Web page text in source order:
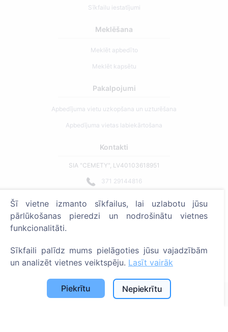
Sīkfailu iestatījumi
Meklēšana
Meklēt apbedīto
Meklēt kapsētu
Pakalpojumi
Apbedījuma vietu uzkopšana un uzturēšana
Apbedījuma vietas labiekārtošana
Kontakti
SIA "CEMETY", LV40103618951
371 29144816
Strādājam visā Latvijā!
Administratoriem
© 2013 - 2026 Cemety Visas tiesības aizsargātas
Privātuma politika un noteikumi.
Šī vietne izmanto sīkfailus, lai uzlabotu jūsu
pārlūkošanas pieredzi un nodrošinātu vietnes
funkcionalitāti.
Sīkfaili palīdz mums pielāgoties jūsu vajadzībām
un analizēt vietnes veiktspēju. Lasīt vairāk
Piekrītu Nepiekrītu